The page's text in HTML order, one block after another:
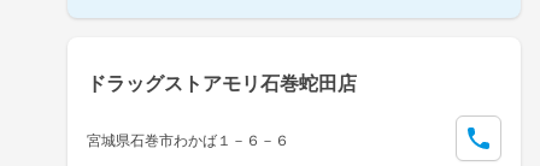
ドラッグストアモリ石巻蛇田店
宮城県石巻市わかば１－６－６